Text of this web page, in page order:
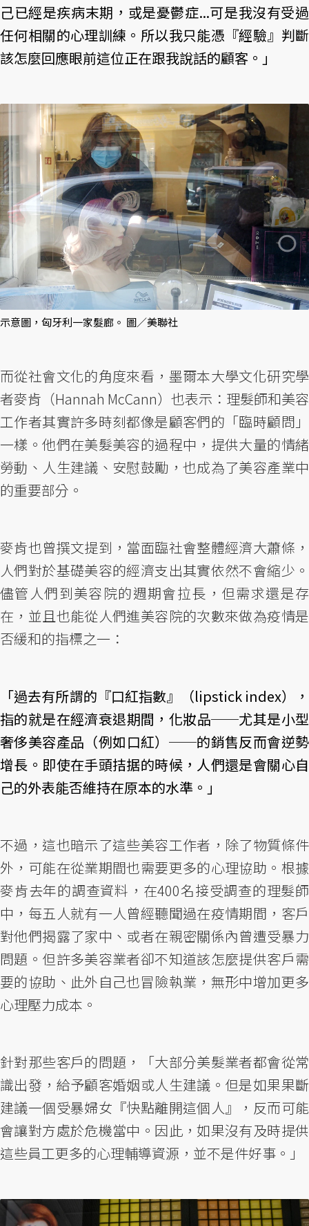
己已經是疾病末期，或是憂鬱症...可是我沒有受過
任何相關的心理訓練。所以我只能憑『經驗』判斷
該怎麼回應眼前這位正在跟我說話的顧客。」
示意圖，匈牙利一家髮廊。 圖／美聯社
而從社會文化的角度來看，墨爾本大學文化研究學
者麥肯（Hannah McCann）也表示：理髮師和美容
工作者其實許多時刻都像是顧客們的「臨時顧問」
一樣。他們在美髮美容的過程中，提供大量的情緒
勞動、人生建議、安慰鼓勵，也成為了美容產業中
的重要部分。
麥肯也曾撰文提到，當面臨社會整體經濟大蕭條，
人們對於基礎美容的經濟支出其實依然不會縮少。
儘管人們到美容院的週期會拉長，但需求還是存
在，並且也能從人們進美容院的次數來做為疫情是
否緩和的指標之一：
「過去有所謂的『口紅指數』（lipstick index），
指的就是在經濟衰退期間，化妝品──尤其是小型
奢侈美容產品（例如口紅）──的銷售反而會逆勢
增長。即使在手頭拮据的時候，人們還是會關心自
己的外表能否維持在原本的水準。」
不過，這也暗示了這些美容工作者，除了物質條件
外，可能在從業期間也需要更多的心理協助。根據
麥肯去年的調查資料，在400名接受調查的理髮師
中，每五人就有一人曾經聽聞過在疫情期間，客戶
對他們揭露了家中、或者在親密關係內曾遭受暴力
問題。但許多美容業者卻不知道該怎麼提供客戶需
要的協助、此外自己也冒險執業，無形中增加更多
心理壓力成本。
針對那些客戶的問題，「大部分美髮業者都會從常
識出發，給予顧客婚姻或人生建議。但是如果果斷
建議一個受暴婦女『快點離開這個人』，反而可能
會讓對方處於危機當中。因此，如果沒有及時提供
這些員工更多的心理輔導資源，並不是件好事。」